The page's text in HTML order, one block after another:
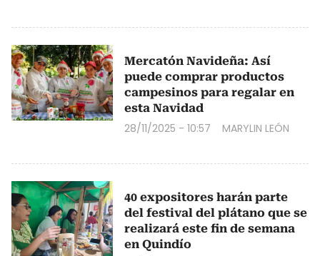
Mercatón Navideña: Así
puede comprar productos
campesinos para regalar en
esta Navidad
28/11/2025 - 10:57 MARYLIN LEÓN
40 expositores harán parte
del festival del plátano que se
realizará este fin de semana
en Quindío